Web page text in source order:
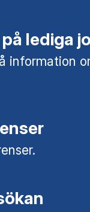
lediga
information